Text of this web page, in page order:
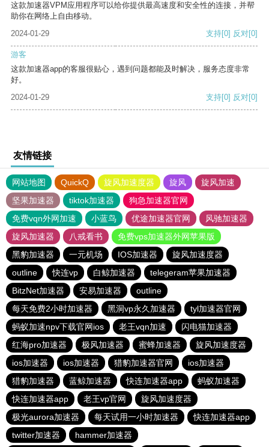
这款加速器VPM应用程序可以给你提供最高速度和安全性的连接，并帮
助你在网络上自由移动。
2024-01-29
支持[0] 反对[0]
游客
这款加速器app的客服很贴心，遇到问题都能及时解决，服务态度非常
好。
2024-01-29
支持[0] 反对[0]
友情链接
网站地图 QuickQ 旋风加速度器 旋风
旋风加速
坚果加速器
tiktok加速器
狗急加速器官网
免费vqn外网加速
小蓝鸟 优途加速器官网
风驰加速器
旋风加速器
八戒看书
免费vps加速器外网苹果版
黑豹加速器
一元机场 IOS加速器
旋风加速度器
outline
快连vp 白鲸加速器
telegeram苹果加速器
BitzNet加速器
安易加速器
outline
每天免费2小时加速器
黑洞vp永久加速器
tyl加速器官网
蚂蚁加速npv下载官网ios
老王vqn加速
闪电猫加速器
红海pro加速器
极风加速器 蜜蜂加速器
旋风加速度器
ios加速器
ios加速器 猎豹加速器官网
ios加速器
猎豹加速器
蓝鲸加速器 快连加速器app
蚂蚁加速器
快连加速器app
老王vp官网
旋风加速度器
极光aurora加速器
每天试用一小时加速器
快连加速器app
twitter加速器
hammer加速器